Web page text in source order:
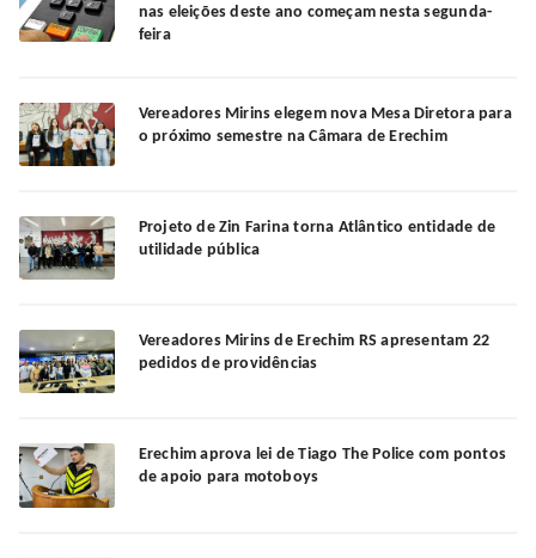
nas eleições deste ano começam nesta segunda-
feira
Vereadores Mirins elegem nova Mesa Diretora para
o próximo semestre na Câmara de Erechim
Projeto de Zin Farina torna Atlântico entidade de
utilidade pública
Vereadores Mirins de Erechim RS apresentam 22
pedidos de providências
Erechim aprova lei de Tiago The Police com pontos
de apoio para motoboys